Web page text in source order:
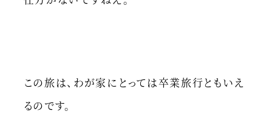
この旅は、わが家にとっては卒業旅行ともいえ
るのです。